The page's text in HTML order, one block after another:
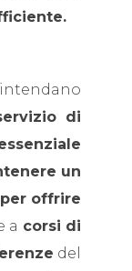
di
un
offrire
a corsi di
del